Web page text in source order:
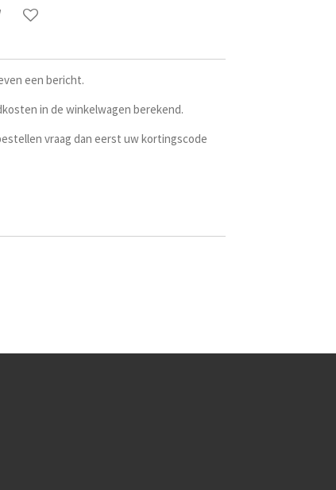
een bericht.
in de winkelwagen berekend.
vraag dan eerst uw kortingscode